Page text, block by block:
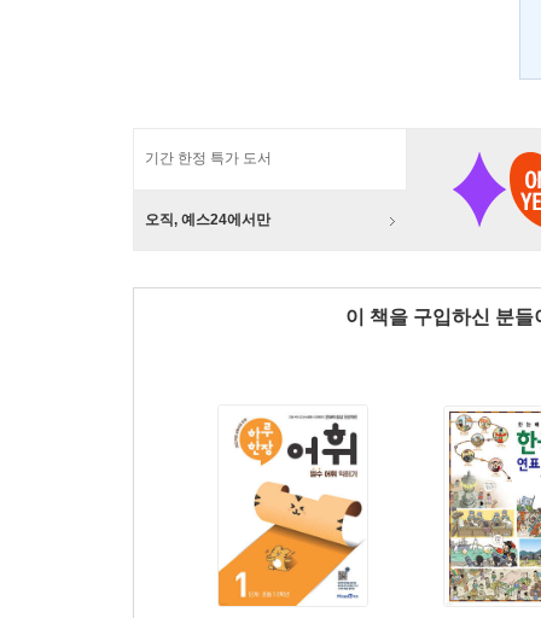
기간 한정 특가 도서
오직, 예스24에서만
이 책을 구입하신 분